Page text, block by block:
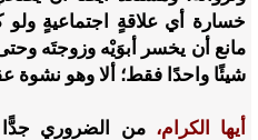
خسارة أي علاقةٍ اجتماعيةٍ ولو
مانع أن يخسر أبوَيْه وزوجتَه
شيئًا واحدًا فقط؛ ألا وهو نشوة
أيها الكرام، من الضروري جدًّا